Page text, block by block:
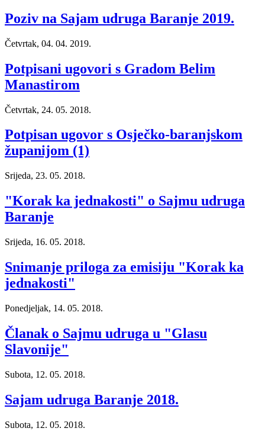
Poziv na Sajam udruga Baranje 2019.
Četvrtak, 04. 04. 2019.
Potpisani ugovori s Gradom Belim
Manastirom
Četvrtak, 24. 05. 2018.
Potpisan ugovor s Osječko-baranjskom
županijom (1)
Srijeda, 23. 05. 2018.
"Korak ka jednakosti" o Sajmu udruga
Baranje
Srijeda, 16. 05. 2018.
Snimanje priloga za emisiju "Korak ka
jednakosti"
Ponedjeljak, 14. 05. 2018.
Članak o Sajmu udruga u "Glasu
Slavonije"
Subota, 12. 05. 2018.
Sajam udruga Baranje 2018.
Subota, 12. 05. 2018.